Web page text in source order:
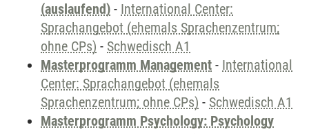
(auslaufend) - International Center:
Sprachangebot (ehemals Sprachenzentrum;
ohne CPs) - Schwedisch A1
Masterprogramm Management - International
Center: Sprachangebot (ehemals
Sprachenzentrum; ohne CPs) - Schwedisch A1
Masterprogramm Psychology: Psychology